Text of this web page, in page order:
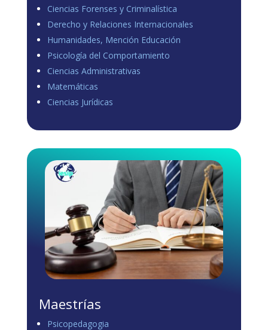
Load more
Ciencias Forenses y Criminalística
Derecho y Relaciones Internacionales
Humanidades, Mención Educación
Psicología del Comportamiento
Ciencias Administrativas
Matemáticas
Ciencias Jurídicas
Maestrías
Psicopedagogia